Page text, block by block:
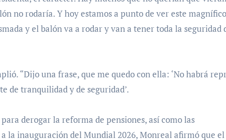
no rodaría. Y hoy estamos a punto de ver este magnífico
y el balón va a rodar y van a tener toda la seguridad
“Dijo una frase, que me quedo con ella: ‘No habrá
de tranquilidad y de seguridad’.
derogar la reforma de pensiones, así como las
la inauguración del Mundial 2026, Monreal afirmó que el